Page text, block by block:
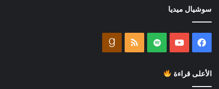
سوشيال ميديا
فيسبوكيوتيوب
‏Spotify
ملخص
الأعلى قراءة